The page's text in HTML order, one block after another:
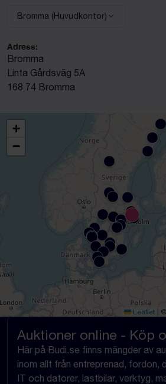
Välj anläggning:
Bromma (Huvudkontor)
Adress:
Bromma
Linta Gårdsväg 5A
168 74 Bromma
+
−
Leaflet | ©
Auktioner online - Köp
Här på Budi.se finns mängder av
inom allt från entreprenad, fordon,
IT och datorer, lastbilar, verktyg,